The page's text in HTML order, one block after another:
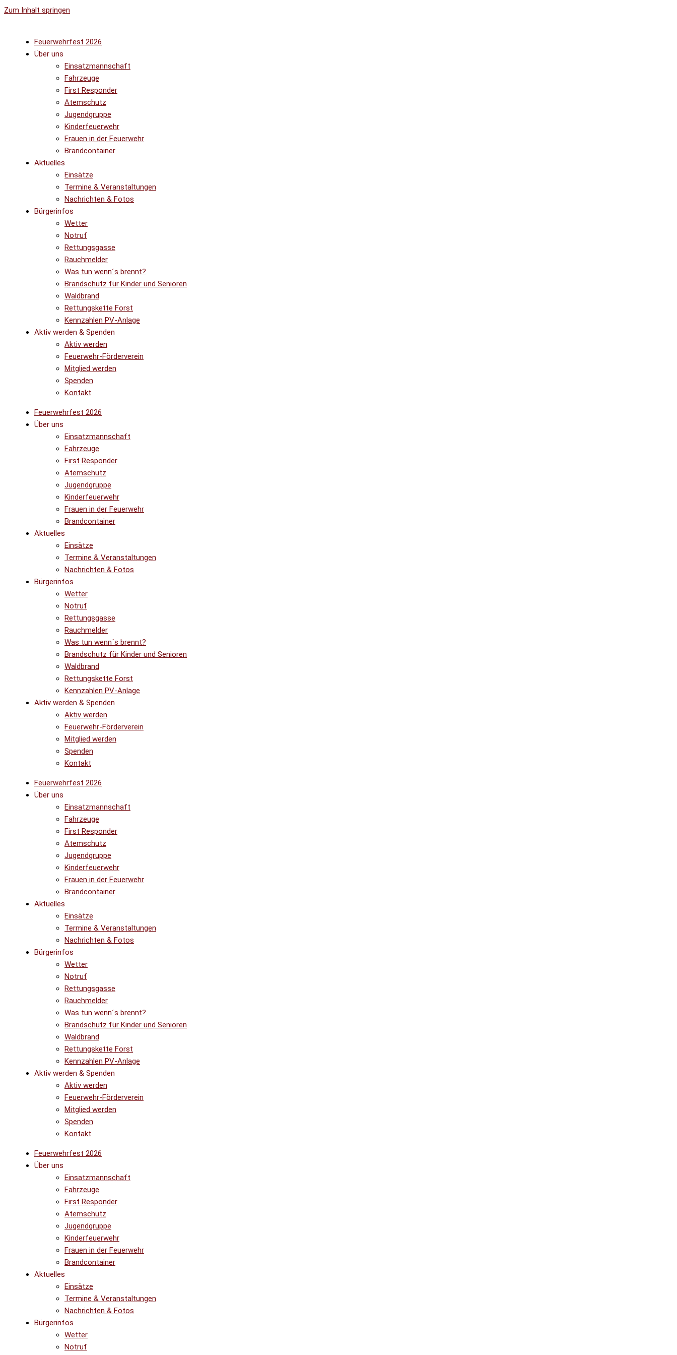
Zum Inhalt springen
Feuerwehrfest 2026
Über uns
Einsatzmannschaft
Fahrzeuge
First Responder
Atemschutz
Jugendgruppe
Kinderfeuerwehr
Frauen in der Feuerwehr
Brandcontainer
Aktuelles
Einsätze
Termine & Veranstaltungen
Nachrichten & Fotos
Bürgerinfos
Wetter
Notruf
Rettungsgasse
Rauchmelder
Was tun wenn´s brennt?
Brandschutz für Kinder und Senioren
Waldbrand
Rettungskette Forst
Kennzahlen PV-Anlage
Aktiv werden & Spenden
Aktiv werden
Feuerwehr-Förderverein
Mitglied werden
Spenden
Kontakt
Feuerwehrfest 2026
Über uns
Einsatzmannschaft
Fahrzeuge
First Responder
Atemschutz
Jugendgruppe
Kinderfeuerwehr
Frauen in der Feuerwehr
Brandcontainer
Aktuelles
Einsätze
Termine & Veranstaltungen
Nachrichten & Fotos
Bürgerinfos
Wetter
Notruf
Rettungsgasse
Rauchmelder
Was tun wenn´s brennt?
Brandschutz für Kinder und Senioren
Waldbrand
Rettungskette Forst
Kennzahlen PV-Anlage
Aktiv werden & Spenden
Aktiv werden
Feuerwehr-Förderverein
Mitglied werden
Spenden
Kontakt
Feuerwehrfest 2026
Über uns
Einsatzmannschaft
Fahrzeuge
First Responder
Atemschutz
Jugendgruppe
Kinderfeuerwehr
Frauen in der Feuerwehr
Brandcontainer
Aktuelles
Einsätze
Termine & Veranstaltungen
Nachrichten & Fotos
Bürgerinfos
Wetter
Notruf
Rettungsgasse
Rauchmelder
Was tun wenn´s brennt?
Brandschutz für Kinder und Senioren
Waldbrand
Rettungskette Forst
Kennzahlen PV-Anlage
Aktiv werden & Spenden
Aktiv werden
Feuerwehr-Förderverein
Mitglied werden
Spenden
Kontakt
Feuerwehrfest 2026
Über uns
Einsatzmannschaft
Fahrzeuge
First Responder
Atemschutz
Jugendgruppe
Kinderfeuerwehr
Frauen in der Feuerwehr
Brandcontainer
Aktuelles
Einsätze
Termine & Veranstaltungen
Nachrichten & Fotos
Bürgerinfos
Wetter
Notruf